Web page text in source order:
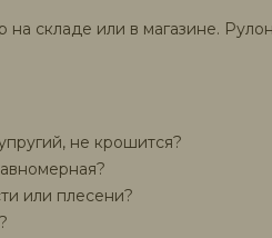
на складе или в магазине.
не крошится?
или плесени?